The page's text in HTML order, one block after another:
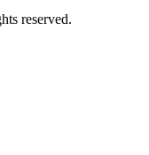
reserved.